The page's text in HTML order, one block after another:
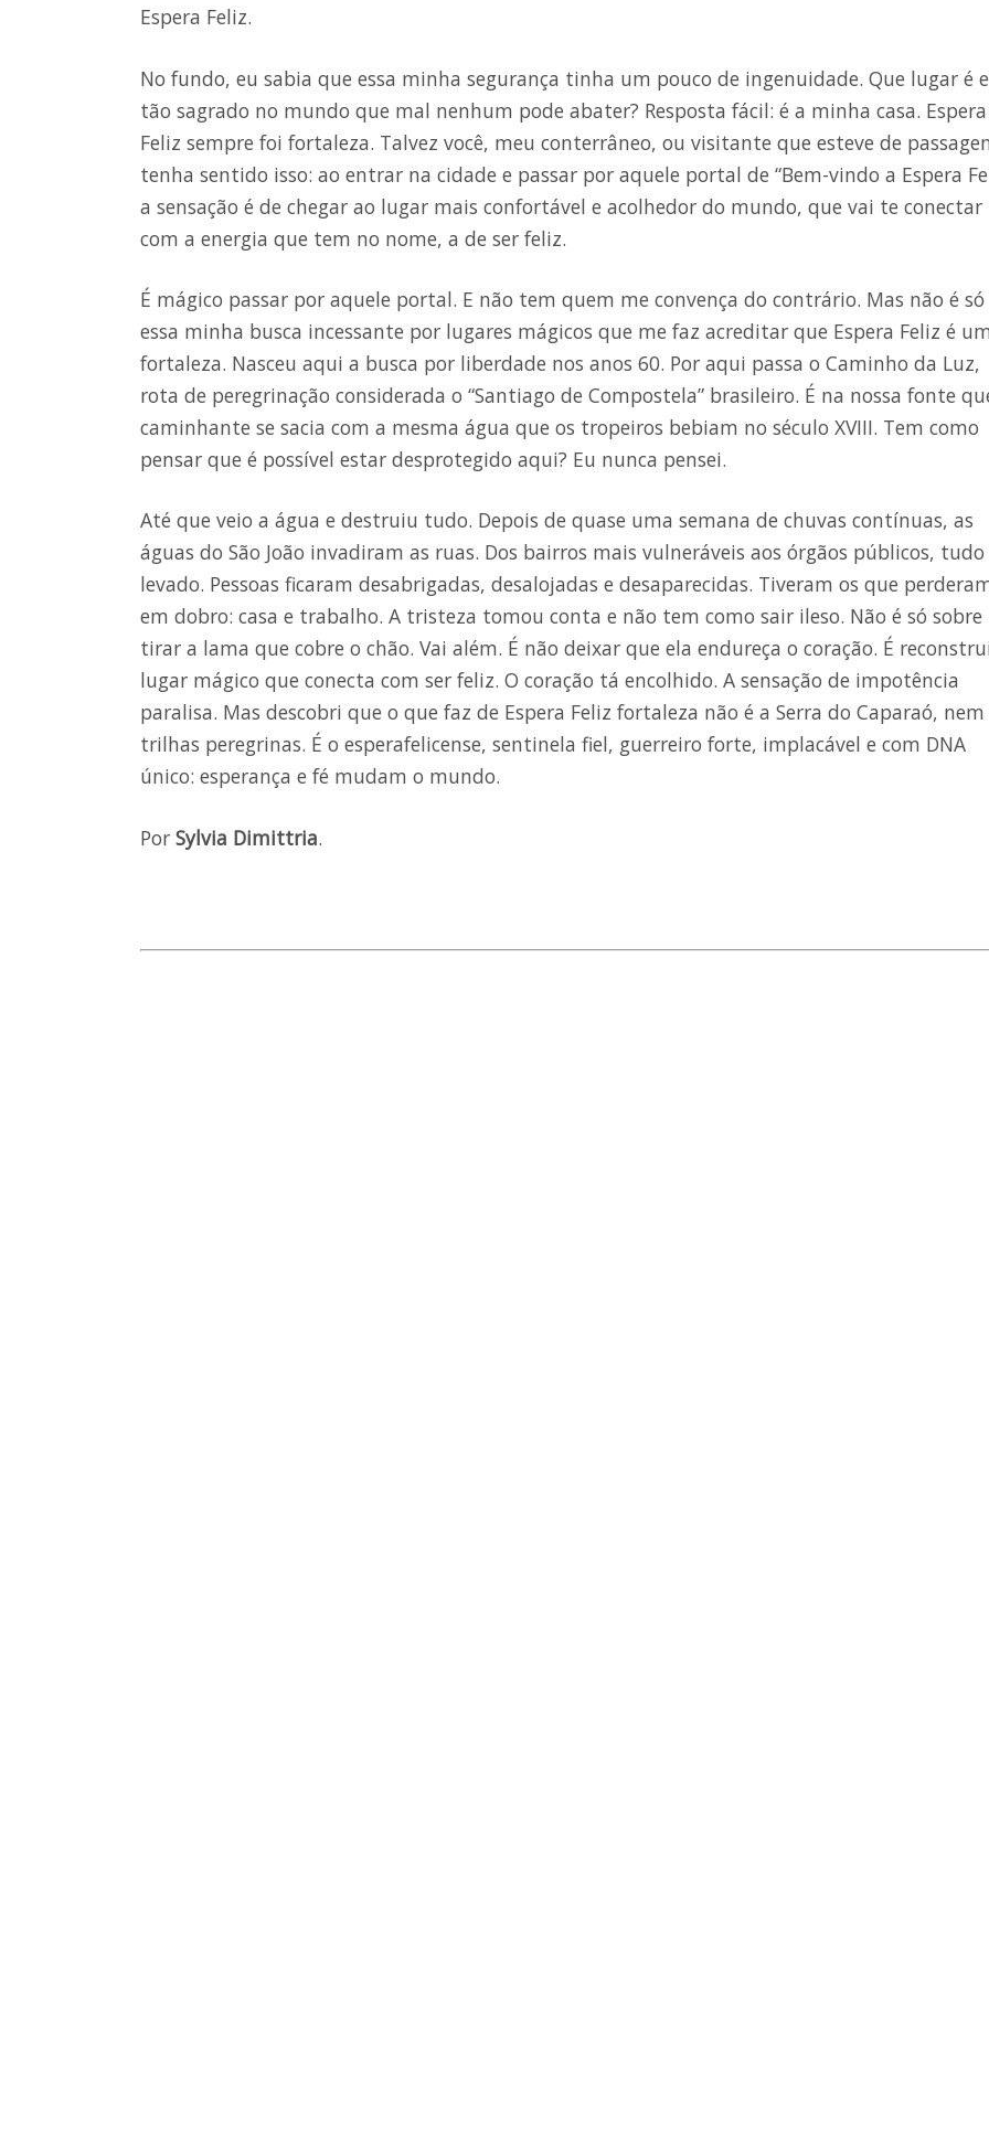
Espera Feliz.
No fundo, eu sabia que essa minha segurança tinha um pouco de ingenuidade. Que lugar é
tão sagrado no mundo que mal nenhum pode abater? Resposta fácil: é a minha casa. Espera
Feliz sempre foi fortaleza. Talvez você, meu conterrâneo, ou visitante que esteve de
tenha sentido isso: ao entrar na cidade e passar por aquele portal de “Bem-vindo a Espera
a sensação é de chegar ao lugar mais confortável e acolhedor do mundo, que vai te conectar
com a energia que tem no nome, a de ser feliz.
É mágico passar por aquele portal. E não tem quem me convença do contrário. Mas não é só
essa minha busca incessante por lugares mágicos que me faz acreditar que Espera Feliz é
fortaleza. Nasceu aqui a busca por liberdade nos anos 60. Por aqui passa o Caminho da Luz,
rota de peregrinação considerada o “Santiago de Compostela” brasileiro. É na nossa fonte
caminhante se sacia com a mesma água que os tropeiros bebiam no século XVIII. Tem como
pensar que é possível estar desprotegido aqui? Eu nunca pensei.
Até que veio a água e destruiu tudo. Depois de quase uma semana de chuvas contínuas, as
águas do São João invadiram as ruas. Dos bairros mais vulneráveis aos órgãos públicos,
levado. Pessoas ficaram desabrigadas, desalojadas e desaparecidas. Tiveram os que
em dobro: casa e trabalho. A tristeza tomou conta e não tem como sair ileso. Não é só sobre
tirar a lama que cobre o chão. Vai além. É não deixar que ela endureça o coração. É
lugar mágico que conecta com ser feliz. O coração tá encolhido. A sensação de impotência
paralisa. Mas descobri que o que faz de Espera Feliz fortaleza não é a Serra do Caparaó, nem
trilhas peregrinas. É o esperafelicense, sentinela fiel, guerreiro forte, implacável e com DNA
único: esperança e fé mudam o mundo.
Por Sylvia Dimittria.